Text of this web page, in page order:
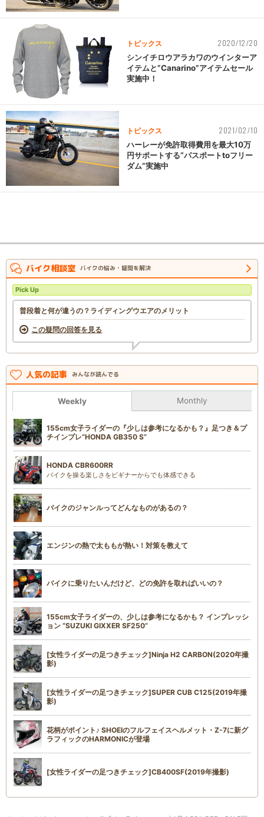
トピックス 2020/12/20
シンイチロウアラカワのウインターア
イテムと”Canarino”アイテムセール
実施中！
トピックス 2021/02/10
ハーレーが免許取得費用を最大10万
円サポートする“パスポートtoフリー
ダム”実施中
バイク相談室 バイクの悩み・疑問を解決
Pick Up
普段着と何が違うの？ライディングウエアのメリット
この疑問の回答を見る
人気の記事 みんなが読んでる
Weekly Monthly
155cm女子ライダーの『少しは参考になるかも？』足つき＆プ
チインプレ“HONDA GB350 S”
HONDA CBR600RR
バイクを操る楽しさをビギナーからでも体感できる
バイクのジャンルってどんなものがあるの？
エンジンの熱で太ももが熱い！対策を教えて
バイクに乗りたいんだけど、どの免許を取ればいいの？
155cm女子ライダーの、少しは参考になるかも？ インプレッシ
ョン “SUZUKI GIXXER SF250”
[女性ライダーの足つきチェック]Ninja H2 CARBON(2020年撮
影)
[女性ライダーの足つきチェック]SUPER CUB C125(2019年撮
影)
花柄がポイント♪ SHOEIのフルフェイスヘルメット・Z-7に新グ
ラフィックのHARMONICが登場
[女性ライダーの足つきチェック]CB400SF(2019年撮影)